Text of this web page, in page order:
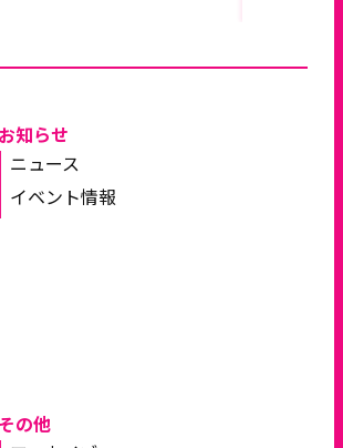
お知らせ
ニュース
イベント情報
その他